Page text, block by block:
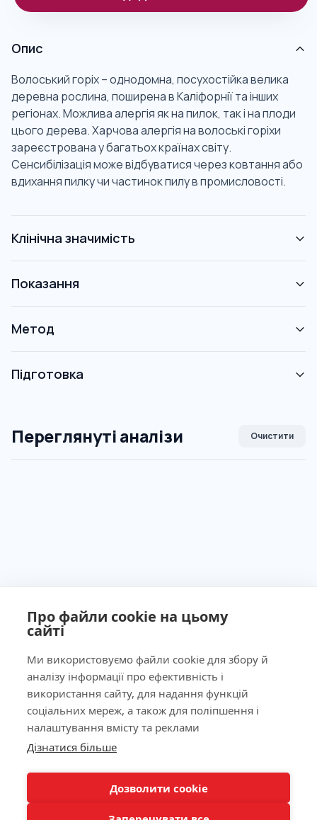
Про файли cookie на цьому
сайті
Ми використовуємо файли cookie для збору й
аналізу інформації про ефективність і
використання сайту, для надання функцій
соціальних мереж, а також для поліпшення і
налаштування вмісту та реклами
Дізнатися більше
Дозволити cookie
Опис
Волоський горіх – однодомна, посухостійка велика
деревна рослина, поширена в Каліфорнії та інших
регіонах. Можлива алергія як на пилок, так і на плоди
цього дерева. Харчова алергія на волоські горіхи
зареєстрована у багатьох країнах світу.
Сенсибілізація може відбуватися через ковтання або
вдихання пилку чи частинок пилу в промисловості.
Клінічна значимість
Показання
Метод
Підготовка
Переглянуті аналізи Очистити
Ліцензія МОЗ України №603260 від 23.09.2011
Наша адреса
КНОПКА